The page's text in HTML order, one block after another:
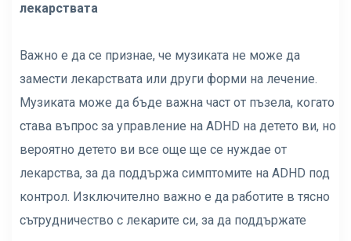
лекарствата
Важно е да се признае, че музиката не може да
замести лекарствата или други форми на лечение.
Музиката може да бъде важна част от пъзела, когато
става въпрос за управление на ADHD на детето ви, но
вероятно детето ви все още ще се нуждае от
лекарства, за да поддържа симптомите на ADHD под
контрол. Изключително важно е да работите в тясно
сътрудничество с лекарите си, за да поддържате